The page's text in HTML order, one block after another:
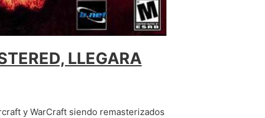
LLEGARA
y WarCraft siendo remasterizados